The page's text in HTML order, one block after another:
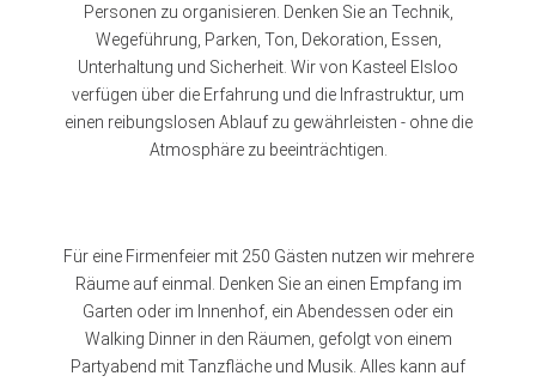
Personen zu organisieren. Denken Sie an Technik,
Wegeführung, Parken, Ton, Dekoration, Essen,
Unterhaltung und Sicherheit. Wir von Kasteel Elsloo
verfügen über die Erfahrung und die Infrastruktur, um
einen reibungslosen Ablauf zu gewährleisten - ohne die
Atmosphäre zu beeinträchtigen.
Für eine Firmenfeier mit 250 Gästen nutzen wir mehrere
Räume auf einmal. Denken Sie an einen Empfang im
Garten oder im Innenhof, ein Abendessen oder ein
Walking Dinner in den Räumen, gefolgt von einem
Partyabend mit Tanzfläche und Musik. Alles kann auf